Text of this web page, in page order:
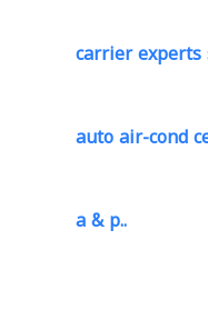
carrier experts
auto air-cond
a & p..